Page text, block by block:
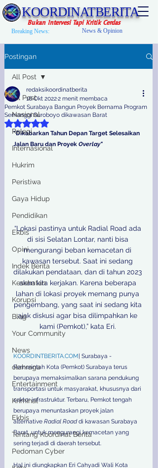
KOORDINATBERITA
Bukan Intervesi Tapi Kritik Cerdas
Breaking News: News & Opinion
Postingan
All Post
Nasional
Relegi
Internasional
Hukrim
Peristiwa
Gaya Hidup
Pendidikan
Ekbis
Opini
Indek Berita
Kesehatan
Korupsi
Blog
Your Community
News
olahraga
Entertainment
Kriminal
Ekbis
Tentang Koordinat Berita
Pedoman Cyber
All Post
Pemkot Surabaya Bangun Proyek Bernama Program
Semanggi Suroboyo dikawasan Barat
redaksikoordinatberita
16 Okt 20222 menit membaca
Dinilai NaN dari 5 bintang.
"Dikabarkan Tahun Depan Target Selesaikan
Jalan Baru dan Proyek Overlay"
“Lokasi pastinya untuk Radial Road ada
di sisi Selatan Lontar, nanti bisa
mengurangi beban kemacetan di
kawasan tersebut. Saat ini sedang
dilakukan pendataan, dan di tahun 2023
akan kita kerjakan. Karena beberapa
lahan di lokasi proyek memang punya
pengembang, yang saat ini sedang kita
ajak diskusi agar bisa dilimpahkan ke
kami (Pemkot),” kata Eri.
KOORDINTBERITA.COM | Surabaya -
Pemerintah Kota (Pemkot) Surabaya terus
berupaya memaksimalkan sarana pendukung
transportasi untuk masyarakat, khususnya dari
sektor infrastruktur. Terbaru, Pemkot tengah
berupaya menuntaskan proyek jalan
alternative Radial Road di kawasan Surabaya
Barat, untuk mengurangi kemacetan yang
sering terjadi di daerah tersebut.
Hal ini diungkapkan Eri Cahyadi Wali Kota